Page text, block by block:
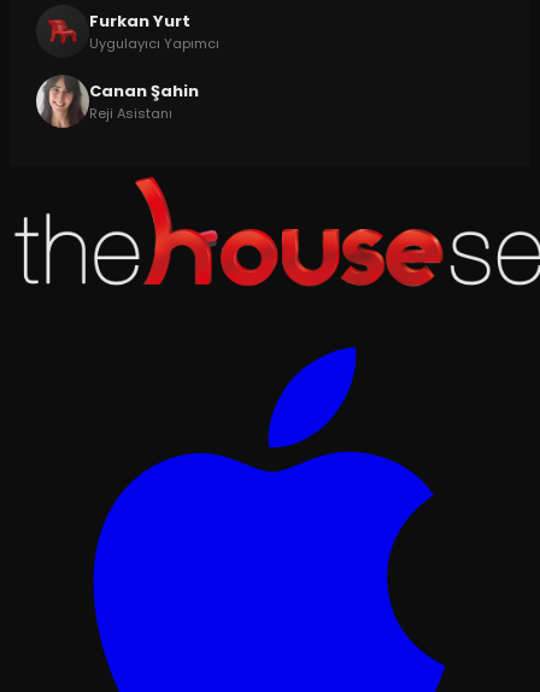
Furkan Yurt
Uygulayıcı Yapımcı
Canan Şahin
Reji Asistanı